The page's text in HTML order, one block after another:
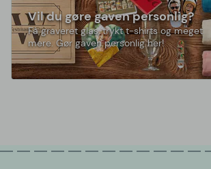
Vil du gøre gaven personlig?
Få graveret glas, trykt t-shirts og meget
mere. Gør gaven personlig her!